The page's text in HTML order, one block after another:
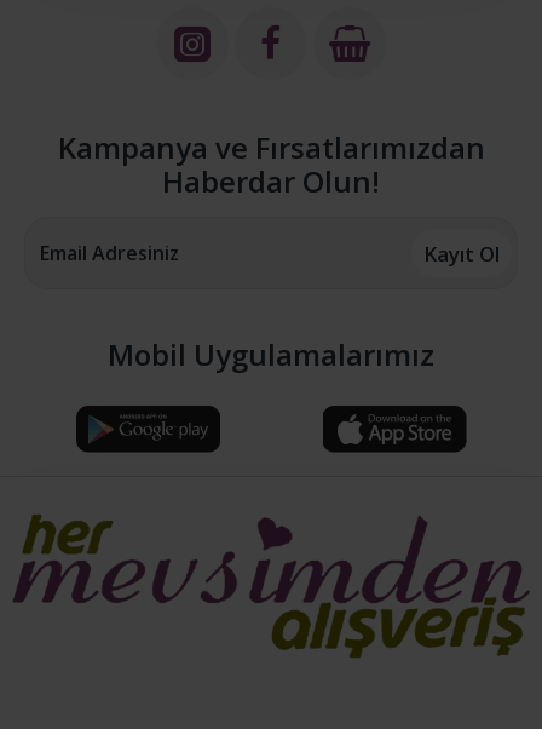
Kampanya ve Fırsatlarımızdan
Haberdar Olun!
Kayıt Ol
Mobil Uygulamalarımız